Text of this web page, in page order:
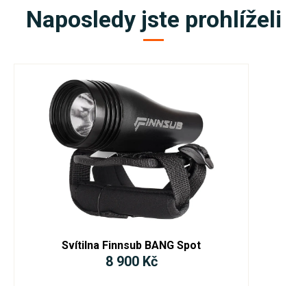
Naposledy jste prohlíželi
Svítilna Finnsub BANG Spot
8 900 Kč